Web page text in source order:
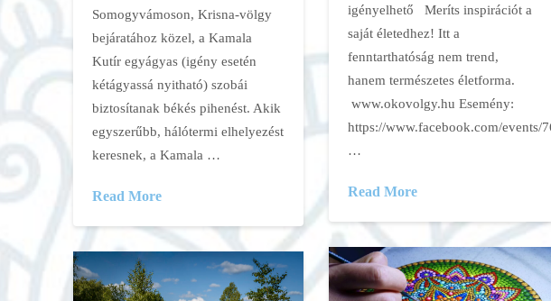
igényelhető Meríts inspirációt a
saját életedhez! Itt a
fenntarthatóság nem trend,
hanem természetes életforma.
www.okovolgy.hu Esemény:
https://www.facebook.com/events/
…
Read More
Somogyvámoson, Krisna-völgy
bejáratához közel, a Kamala
Kutír egyágyas (igény esetén
kétágyassá nyitható) szobái
biztosítanak békés pihenést. Akik
egyszerűbb, hálótermi elhelyezést
keresnek, a Kamala …
Read More